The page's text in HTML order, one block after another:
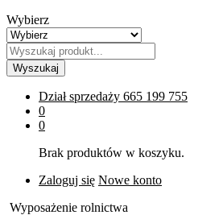
Wybierz
Wyszukaj
Dział sprzedaży 665 199 755
0
0
Brak produktów w koszyku.
Zaloguj się Nowe konto
Wyposażenie rolnictwa